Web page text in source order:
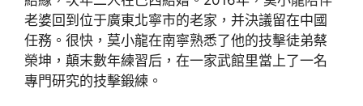
老婆回到位于廣東北寧市的老家，并決議留在中國
任務。很快，莫小龍在南寧熟悉了他的技擊徒弟蔡
榮坤，顛末數年練習后，在一家武館里當上了一名
專門研究的技擊鍛練。